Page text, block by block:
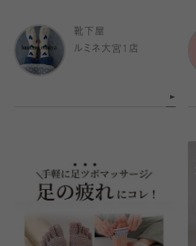
靴下屋
ルミネ大宮1店